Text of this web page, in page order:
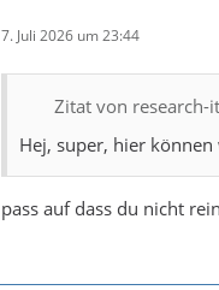
7. Juli 2026 um 23:44
Zitat von research-it
Hej, super, hier
pass auf dass du nicht